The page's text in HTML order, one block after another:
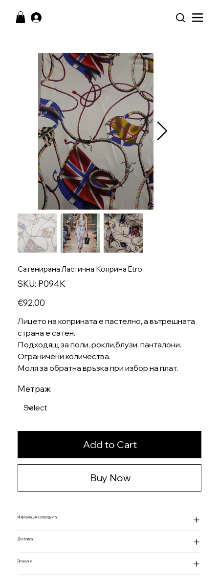
Сатенирана Ластична Коприна Etro
SKU: SKU
P094K
P094K
Price
€92.00
Лицето на коприната е пастелно, а вътрешната
страна е сатен.
Подходящ за поли, рокли,блузи, панталони.
Ограничени количества.
Моля за обратна връзка при избор на плат.
Метраж
Add to Cart
Buy Now
Информация за продукта
Доставка
Връщане